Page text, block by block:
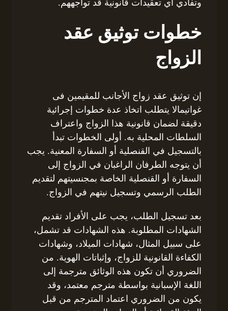
وتفادي أي تعقيدات قانونية قد تواجههم.
خطوات توثيق عقد
الزواج
إن توثيق عقد زواج الأجانب للمقيمين فى
غواتيمالا يتطلب اتخاذ عدة خطوات إجرائية
دقيقة لضمان قانونية هذا الزواج واعتراف
السلطات المحلية به. أولى الخطوات تبدأ
بالتسجيل في القنصلية أو السفارة المعنية. يجب
أن يتوجه الطرفان الراغبان في الزواج إلى
السفارة أو القنصلية الخاصة بمجنسيتهم لتقديم
الطلب الرسمي وتسجيل نيتهم في الزواج.
بعد تسجيل الطلب، يجب على الأفراد تقديم
الشهادات المطلوبة. هذه الشهادات قد تشمل،
على سبيل المثال، شهادات الميلاد، وشهادات
الكفاءة القانونية للزواج، وإثباتات الهوية. من
الضروري أن تكون هذه الوثائق مترجمة إلى
اللغة الإسبانية بواسطة مترجم معتمد، وقد
يكون من الضروري اعتماد المترجم من قبل